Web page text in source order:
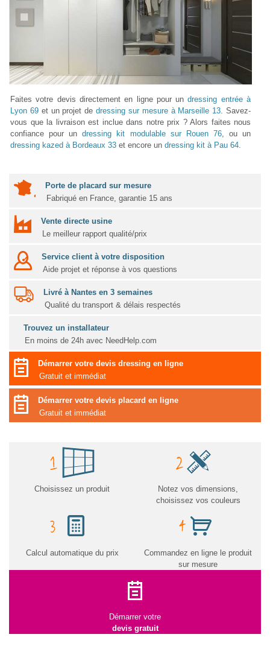
Faites votre devis directement en ligne pour undressing entrée à
Lyon 69et un projet dedressing sur mesure à Marseille 13 . Savez-
vous que la livraison est inclue dans notre prix ? Alors faites nous
confiance pour undressing kit modulable sur Rouen 76, ou un
dressing kazed à Bordeaux 33 et encore un dressing kit à Pau 64
Porte de placard sur mesure
Fabriqué en France, garantie 15 ans
Vente directe usine
Le meilleur rapport qualité/prix
Service client à votre disposition
Aide projet et réponse à vos questions
Livré à Nantes en 3 semaines
Qualité du transport & délais respectés
Trouvez un installateur
En moins de 24h avec NeedHelp.com
Démarrer votre devis dressing en ligne
Gratuit et immédiat
Démarrer votre devis placard en ligne
Gratuit et immédiat
Choisissez un produit
Notez vos dimensions,
choisissez vos couleurs
Calcul automatique du prix
Commandez en ligne le produit
sur mesure
Démarrer votre
devis gratuit